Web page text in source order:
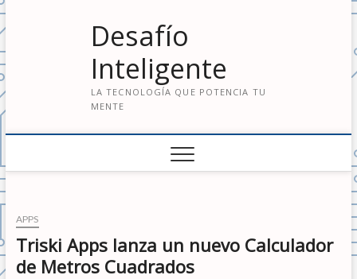
a
t
r
a
l
o
n
t
i
d
Desafío
Inteligente
LA TECNOLOGÍA QUE POTENCIA TU
MENTE
APPS
Triski Apps lanza un nuevo Calculador
de Metros Cuadrados